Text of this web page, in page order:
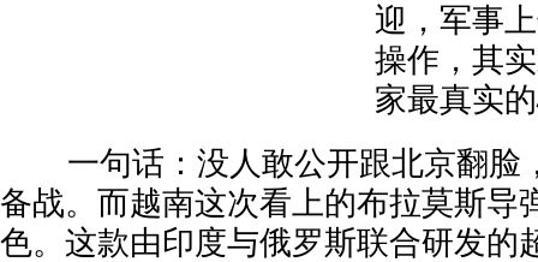
迎，军事
操作，其
家最真实
一句话：没人敢公开跟北京翻脸
备战。而越南这次看上的布拉莫斯导
色。这款由印度与俄罗斯联合研发的